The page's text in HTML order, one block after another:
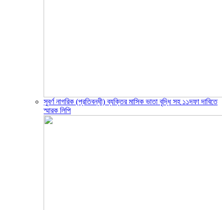
সুবর্ণ নাগরিক (প্রতিবন্ধী) ব্যক্তির মাসিক ভাতা বৃদ্ধি সহ ১১দফা দাবিতে
স্মারক লিপি